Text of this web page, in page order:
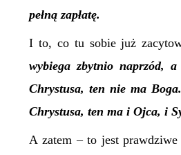
pełną zapłatę.
I to, co tu sobie już
wybiega zbytnio naprzód,
Chrystusa, ten nie ma
Chrystusa, ten ma i Ojca, i
A zatem – to jest prawdziwe